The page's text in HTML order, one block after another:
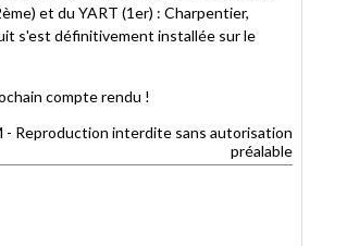
et du YART (1er) : Charpentier,
s'est définitivement installée sur le
compte rendu !
- Reproduction interdite sans autorisation
préalable